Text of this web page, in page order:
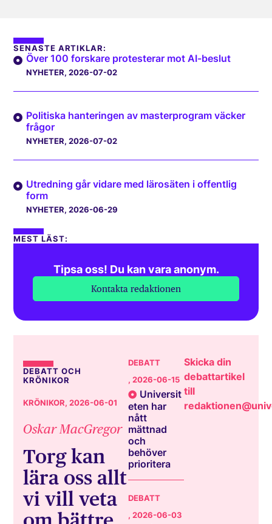
SENASTE ARTIKLAR:
Över 100 forskare protesterar mot AI-beslut
NYHETER, 2026-07-02
Politiska hanteringen av masterprogram väcker
frågor
NYHETER, 2026-07-02
Utredning går vidare med lärosäten i offentlig
form
NYHETER, 2026-06-29
MEST LÄST:
Tipsa oss! Du kan vara anonym.
Kontakta redaktionen
DEBATT OCH
KRÖNIKOR
KRÖNIKOR, 2026-06-01
Oskar MacGregor
Torg kan
lära oss allt
vi vill veta
DEBATT
, 2026-06-15
Universit
eten har
nått
mättnad
och
behöver
prioritera
DEBATT
, 2026-06-03
Skicka din
debattartikel
till